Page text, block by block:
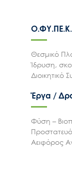
Θεσμικό
Ίδρυση,
Έργα /
Φύση –
Αειφόρος